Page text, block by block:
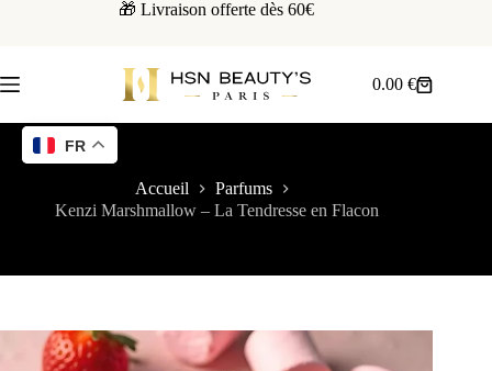
🎁 Livraison offerte dès 60€
0.00€
Accueil
Parfums
Kenzi Marshmallow – La Tendresse en Flacon
FR